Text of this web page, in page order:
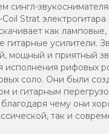
сингл-
Strat электрогитара
как ламповые,
гитарные усилители.
мощный и приятный
исполнения рифовых
соло. Они были
и гитарным
чему они
так и